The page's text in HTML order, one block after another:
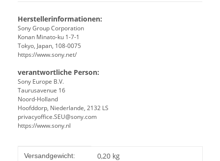
Herstellerinformationen:
Sony Group Corporation
Konan Minato-ku 1-7-1
Tokyo, Japan, 108-0075
https://www.sony.net/
verantwortliche Person:
Sony Europe B.V.
Taurusavenue 16
Noord-Holland
Hoofddorp, Niederlande, 2132 LS
privacyoffice.SEU@sony.com
https://www.sony.nl
Produkteigenschaft
Wert
Versandgewicht: 0,20 kg